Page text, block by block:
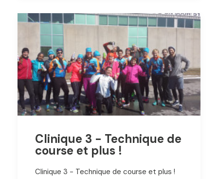
Clinique 3 - Technique de
course et plus !
Clinique 3 - Technique de course et plus !